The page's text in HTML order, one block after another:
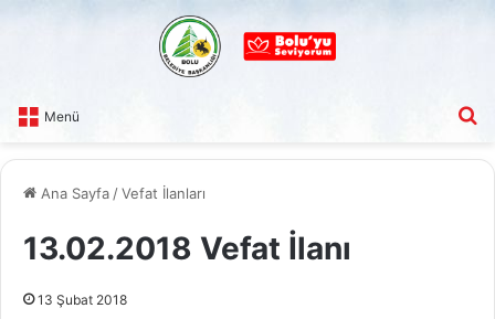
Menü
Ana Sayfa /Vefat İlanları
13.02.2018 Vefat İlanı
13 Şubat 2018